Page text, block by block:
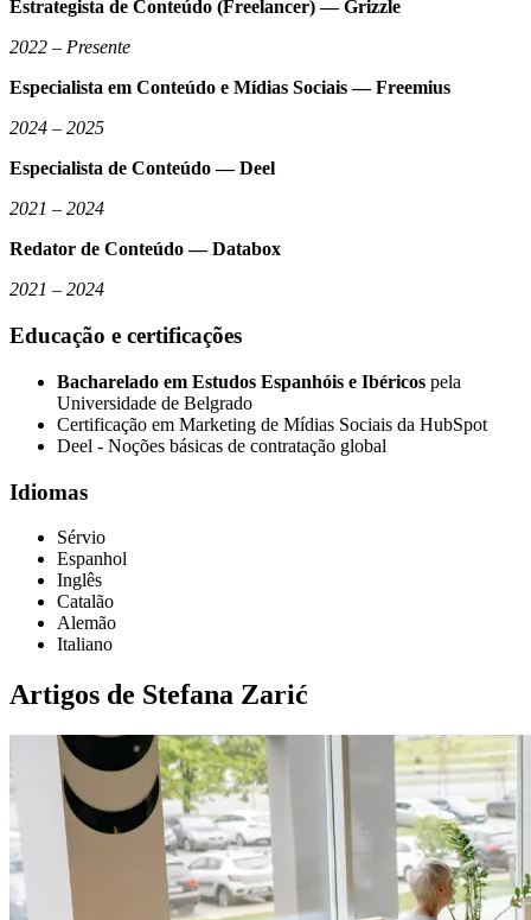
Estrategista de Conteúdo (Freelancer) — Grizzle
2022 – Presente
Especialista em Conteúdo e Mídias Sociais — Freemius
2024 – 2025
Especialista de Conteúdo — Deel
2021 – 2024
Redator de Conteúdo — Databox
2021 – 2024
Educação e certificações
Bacharelado em Estudos Espanhóis e Ibéricos pela
Universidade de Belgrado
Certificação em Marketing de Mídias Sociais da HubSpot
Deel - Noções básicas de contratação global
Idiomas
Sérvio
Espanhol
Inglês
Catalão
Alemão
Italiano
Artigos de Stefana Zarić